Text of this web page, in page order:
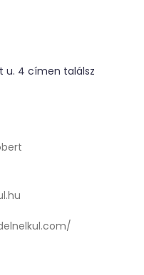
u. 4 címen találsz